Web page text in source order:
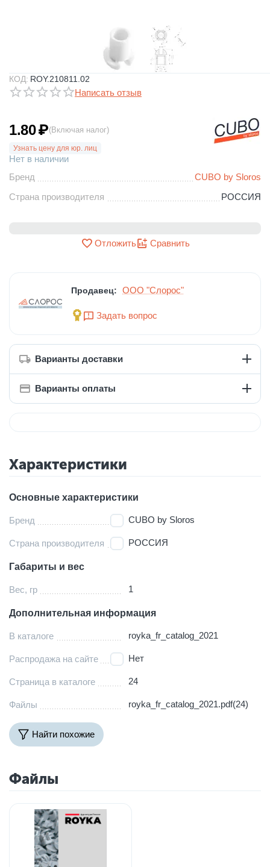
КОД: ROY.210811.02
Написать отзыв
1.80₽(Включая налог)
Узнать цену для юр. лиц
Нет в наличии
Бренд
CUBO by Sloros
Страна производителя
РОССИЯ
Отложить Сравнить
Продавец: ООО "Слорос"
Задать вопрос
Варианты доставки
Варианты оплаты
Характеристики
Основные характеристики
Бренд CUBO by Sloros
Страна производителя РОССИЯ
Габариты и вес
Вес, гр 1
Дополнительная информация
В каталоге royka_fr_catalog_2021
Распродажа на сайте Нет
Страница в каталоге 24
Файлы royka_fr_catalog_2021.pdf(24)
Найти похожие
Файлы